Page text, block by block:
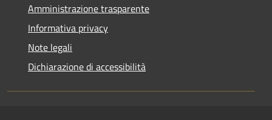
Amministrazione trasparente
Informativa privacy
Note legali
Dichiarazione di accessibilità